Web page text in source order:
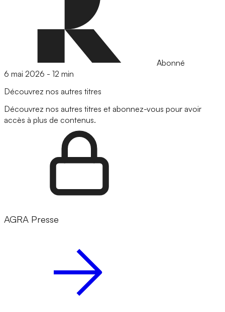
Abonné
6 mai 2026 - 12 min
Découvrez nos autres titres
Découvrez nos autres titres et abonnez-vous pour avoir
accès à plus de contenus.
AGRA Presse